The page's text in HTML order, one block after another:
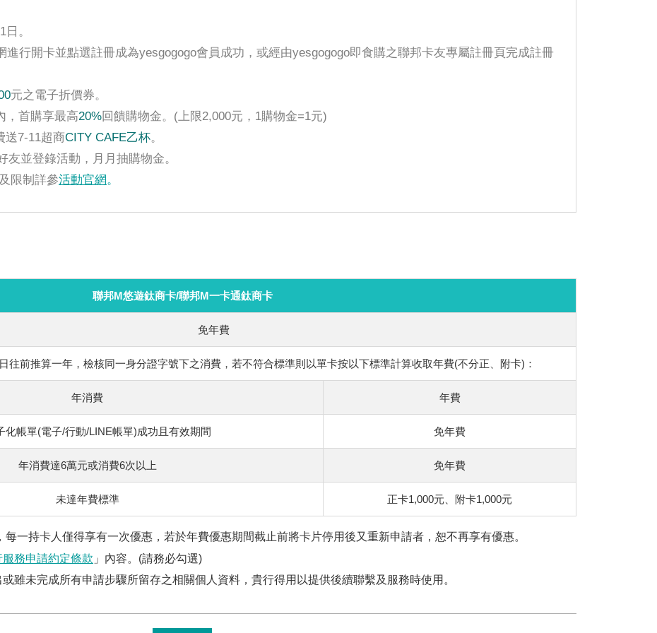
。
行開卡並點選註冊成為yesgogogo會員成功，或經由yesgogogo即食購之聯邦卡友專屬註冊頁完成註冊
元之電子折價券。
，首購享最高20%回饋購物金。(上限2,000元，1購物金=1元)
送7-11超商CITY CAFE乙杯。
友並登錄活動，月月抽購物金。
限制詳參活動官網。
聯邦M悠遊鈦商卡/聯邦M一卡通鈦商卡
免年費
往前推算一年，檢核同一身分證字號下之消費，若不符合標準則以單卡按以下標準計算收取年費(不分正、附卡)：
年消費 年費
化帳單(電子/行動/LINE帳單)成功且有效期間 免年費
年消費達6萬元或消費6次以上 免年費
未達年費標準 正卡1,000元、附卡1,000元
一持卡人僅得享有一次優惠，若於年費優惠期間截止前將卡片停用後又重新申請者，恕不再享有優惠。
務申請約定條款 」內容。(請務必勾選)
雖未完成所有申請步驟所留存之相關個人資料，貴行得用以提供後續聯繫及服務時使用。